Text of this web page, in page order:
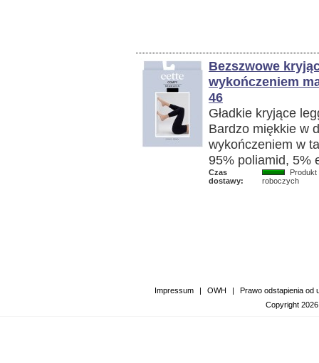
Bezszwowe
wykończeniem
46
Gładkie kryjące
Bardzo miękkie w
wykończeniem w
95% poliamid, 5%
Czas
dostawy:
roboczych
Impressum | OWH |
Prawo odstapienia od
Copyright